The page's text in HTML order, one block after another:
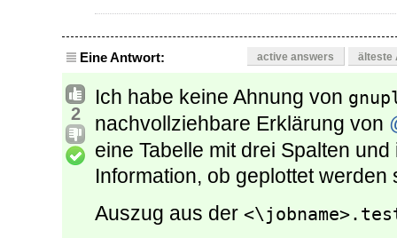
Eine Antwort: active answers älteste
2
Ich habe keine Ahnung von
nachvollziehbare Erklärung von
eine Tabelle mit drei Spalten
Information, ob geplottet werden
Auszug aus der